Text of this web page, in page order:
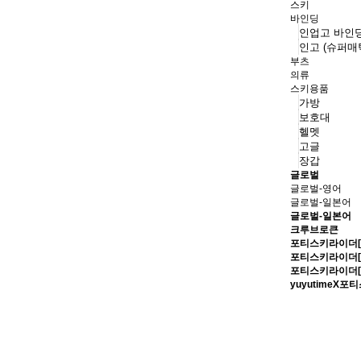
스키
바인딩
인업고 바인
인고 (슈퍼매
부츠
의류
스키용품
가방
보호대
헬멧
고글
장갑
글로벌
글로벌-영어
글로벌-일본어
글로벌-일본어
크루브로큰
포티스키라이더
포티스키라이더
포티스키라이더
yuyutimeX포티